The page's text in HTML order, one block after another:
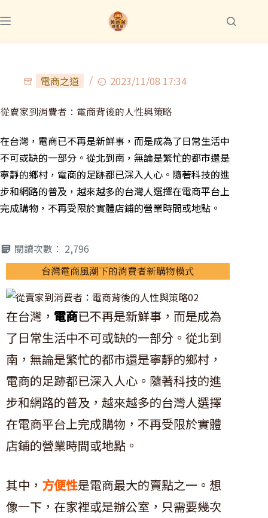
電商之道 2023/11/08 17:34
從賣家到消費者：電商背後的人性與策略
在台灣，電商已不再是新鮮事，而是成為了日常生活中
不可或缺的一部分。從北到南，無論是繁忙的都市還是
寧靜的鄉村，電商的足跡都已深入人心。隨著科技的進
步和網路的普及，越來越多的台灣人選擇在電商平台上
完成購物，不再受限於實體店鋪的營業時間或地點。
閱讀次數： 2,796
台灣電商風潮下的消費者新購物模式
在台灣， 電商已不再是新鮮事，而是成為
了日常生活中不可或缺的一部分。從北到
南，無論是繁忙的都市還是寧靜的鄉村，
電商的足跡都已深入人心。隨著科技的進
步和網路的普及，越來越多的台灣人選擇
在電商平台上完成購物，不再受限於實體
店鋪的營業時間或地點。
其中， 方便性是電商最大的賣點之一。想
像一下，在家裡或是辦公室，只需要幾次